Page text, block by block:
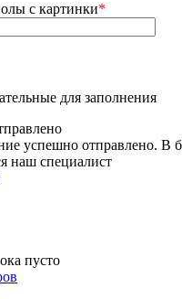
с картинки*
для заполнения
успешно отправлено. В
наш специалист
пусто